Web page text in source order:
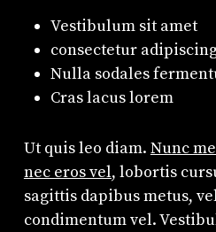
Vestibulum sit amet
consectetur
Nulla sodales
Cras lacus lorem
Ut quis leo diam. Nunc
nec eros vel, lobortis
sagittis dapibus metus,
condimentum vel.